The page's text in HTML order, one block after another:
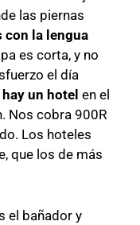
las piernas
con la lengua
es corta, y no
el día
un hotel en el
Nos cobra 900R
Los hoteles
que los de más
el bañador y